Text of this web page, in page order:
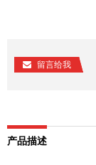
留言给我
产品描述